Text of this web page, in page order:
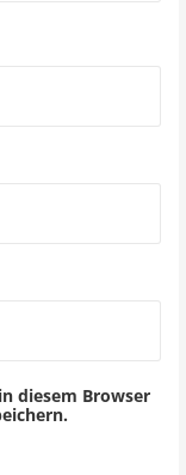
diesem Browser